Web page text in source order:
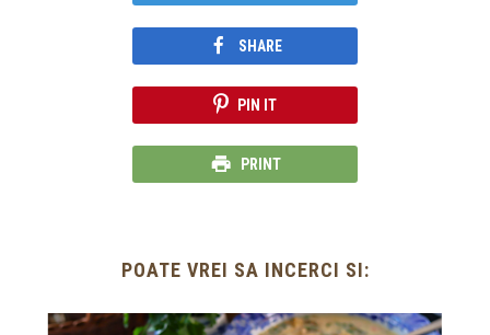
SHARE
PIN IT
PRINT
POATE VREI SA INCERCI SI: